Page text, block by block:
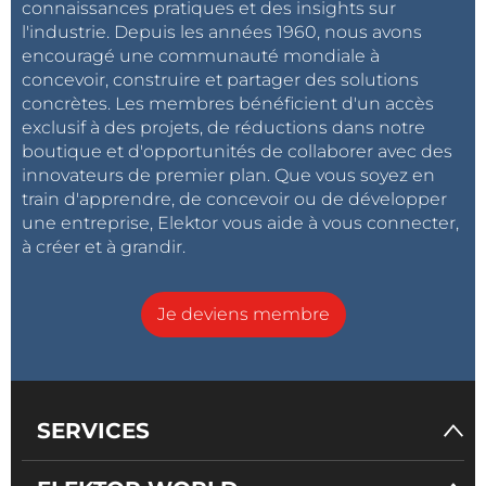
Texas Instruments Incorporated
connaissances pratiques et des insights sur
l'industrie. Depuis les années 1960, nous avons
encouragé une communauté mondiale à
concevoir, construire et partager des solutions
concrètes. Les membres bénéficient d'un accès
exclusif à des projets, de réductions dans notre
boutique et d'opportunités de collaborer avec des
innovateurs de premier plan. Que vous soyez en
train d'apprendre, de concevoir ou de développer
une entreprise, Elektor vous aide à vous connecter,
à créer et à grandir.
Je deviens membre
SERVICES